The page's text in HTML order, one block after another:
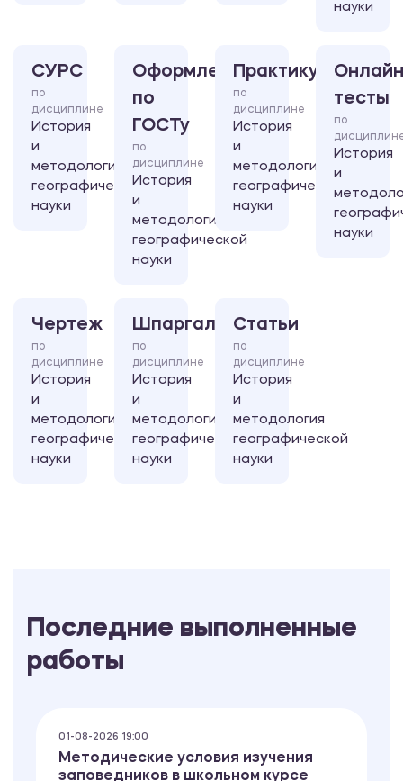
науки
СУРС
по
дисциплине
История
и
методология
географической
науки
Оформление
по
ГОСТу
по
дисциплине
История
и
методология
географической
науки
Практикум
по
дисциплине
История
и
методология
географической
науки
тесты
по
История
и
науки
Чертеж
по
дисциплине
История
и
методология
географической
науки
Шпаргалка
по
дисциплине
История
и
методология
географической
науки
Статьи
по
дисциплине
История
и
методология
географической
науки
Последние выполненные
работы
01-08-2026 19:00
Методические условия изучения
заповедников в школьном курсе